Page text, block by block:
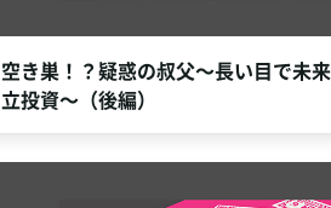
空き巣！？疑惑の叔父～長い目で未
立投資～（後編）